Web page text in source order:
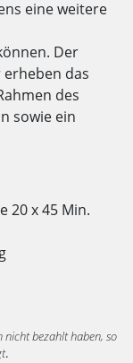
eine weitere
Der
das
des
sowie ein
20 x 45 Min.
nicht bezahlt haben, so
.